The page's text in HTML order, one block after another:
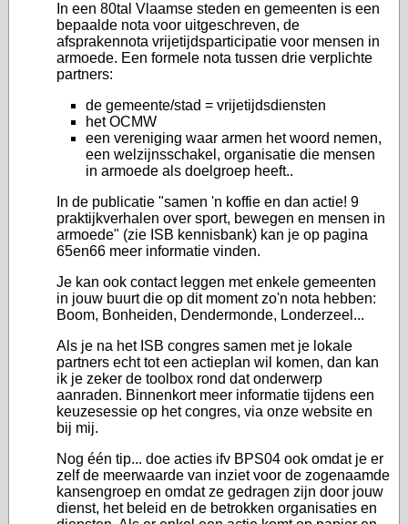
In een 80tal Vlaamse steden en gemeenten is een
bepaalde nota voor uitgeschreven, de
afsprakennota vrijetijdsparticipatie voor mensen in
armoede. Een formele nota tussen drie verplichte
partners:
de gemeente/stad = vrijetijdsdiensten
het OCMW
een vereniging waar armen het woord nemen,
een welzijnsschakel, organisatie die mensen
in armoede als doelgroep heeft..
In de publicatie "samen 'n koffie en dan actie! 9
praktijkverhalen over sport, bewegen en mensen in
armoede" (zie ISB kennisbank) kan je op pagina
65en66 meer informatie vinden.
Je kan ook contact leggen met enkele gemeenten
in jouw buurt die op dit moment zo'n nota hebben:
Boom, Bonheiden, Dendermonde, Londerzeel...
Als je na het ISB congres samen met je lokale
partners echt tot een actieplan wil komen, dan kan
ik je zeker de toolbox rond dat onderwerp
aanraden. Binnenkort meer informatie tijdens een
keuzesessie op het congres, via onze website en
bij mij.
Nog één tip... doe acties ifv BPS04 ook omdat je er
zelf de meerwaarde van inziet voor de zogenaamde
kansengroep en omdat ze gedragen zijn door jouw
dienst, het beleid en de betrokken organisaties en